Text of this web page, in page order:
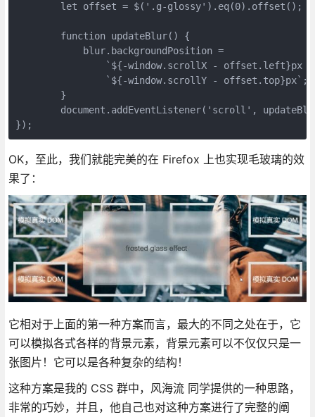
        let offset = $('.g-glossy').eq(0).offset();
        function updateBlur() {
            blur.backgroundPosition =
`${-window.scrollX - offset.left}px
                `${-window.scrollY - offset.top}px`;
        }
document.addEventListener('scroll',
OK，至此，我们就能完美的在 Firefox 上也实现毛玻璃的效
果了：
它相对于上面的第一种方案而言，最大的不同之处在于，它
可以模拟各式各样的背景元素，背景元素可以不仅仅只是一
张图片！它可以是各种复杂的结构！
这种方案是我的 CSS 群中，风海流 同学提供的一种思路，
非常的巧妙，并且，他自己也对这种方案进行了完整的阐